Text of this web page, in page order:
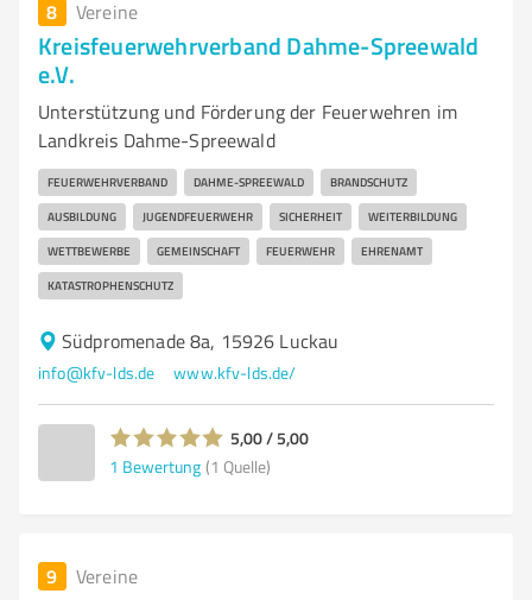
8 Vereine
Kreisfeuerwehrverband Dahme-Spreewald
e.V.
Unterstützung und Förderung der Feuerwehren im
Landkreis Dahme-Spreewald
FEUERWEHRVERBAND DAHME-SPREEWALD BRANDSCHUTZ
AUSBILDUNG JUGENDFEUERWEHR SICHERHEIT WEITERBILDUNG
WETTBEWERBE GEMEINSCHAFT FEUERWEHR EHRENAMT
KATASTROPHENSCHUTZ
Südpromenade 8a, 15926 Luckau
info@kfv-lds.de www.kfv-lds.de/
5,00 / 5,00
1 Bewertung (1 Quelle)
9 Vereine